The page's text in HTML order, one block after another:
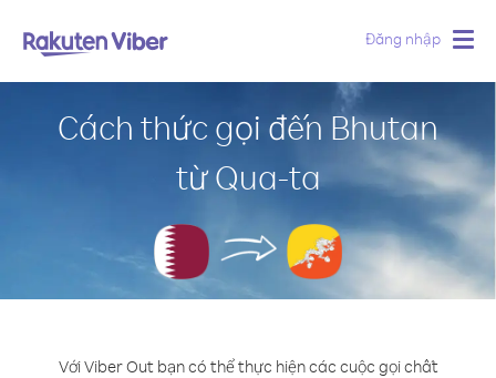
Đăng nhập
Cách thức gọi đến Bhutan
từ Qua-ta
Với Viber Out bạn có thể thực hiện các cuộc gọi chất